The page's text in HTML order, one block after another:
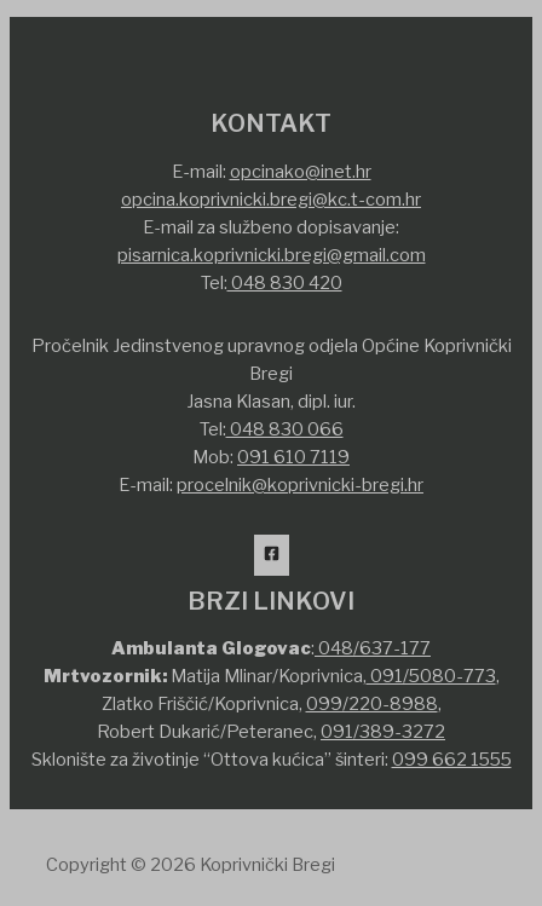
KONTAKT
E-mail: opcinako@inet.hr
opcina.koprivnicki.bregi@kc.t-com.hr
E-mail za službeno dopisavanje:
pisarnica.koprivnicki.bregi@gmail.com
Tel: 048 830 420
Pročelnik Jedinstvenog upravnog odjela Općine Koprivnički
Bregi
Jasna Klasan, dipl. iur.
Tel: 048 830 066
Mob: 091 610 7119
E-mail: procelnik@koprivnicki-bregi.hr
BRZI LINKOVI
Ambulanta Glogovac: 048/637-177
Mrtvozornik:Matija Mlinar/Koprivnica, 091/5080-773,
Zlatko Friščić/Koprivnica, 099/220-8988,
Robert Dukarić/Peteranec, 091/389-3272
Sklonište za životinje “Ottova kućica” šinteri: 099 662 1555
Copyright © 2026 Koprivnički Bregi